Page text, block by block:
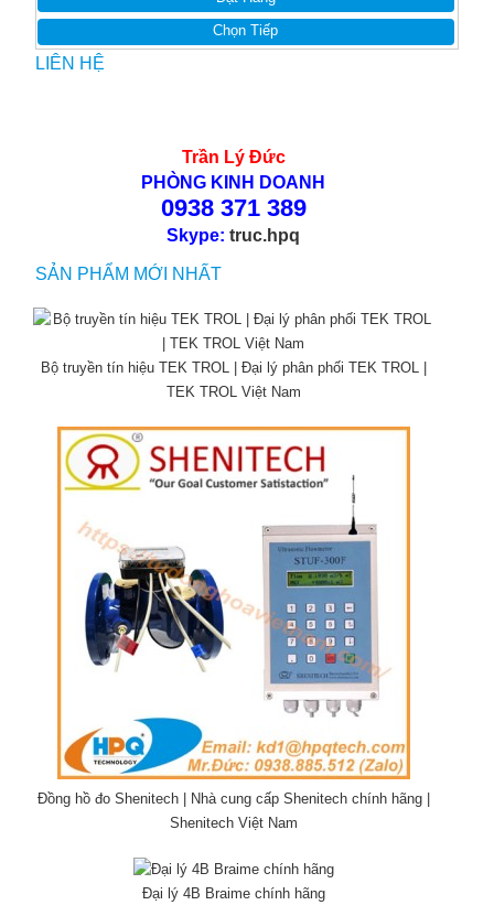
Chọn Tiếp
LIÊN HỆ
Trần Lý Đức
PHÒNG KINH DOANH
0938 371 389
Skype:truc.hpq
SẢN PHẨM MỚI NHẤT
Bộ truyền tín hiệu TEK TROL | Đại lý phân phối TEK TROL |
TEK TROL Việt Nam
Đồng hồ đo Shenitech | Nhà cung cấp Shenitech chính hãng |
Shenitech Việt Nam
Đại lý 4B Braime chính hãng